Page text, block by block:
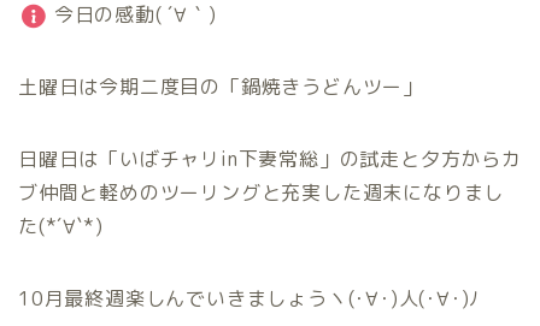
今日の感動( ´∀｀)
土曜日は今期二度目の「鍋焼きうどんツー」
日曜日は「いばチャリin下妻常総」の試走と夕方からカ
ブ仲間と軽めのツーリングと充実した週末になりまし
た(*´∀`*)
10月最終週楽しんでいきましょうヽ(･∀･)人(･∀･)ﾉ